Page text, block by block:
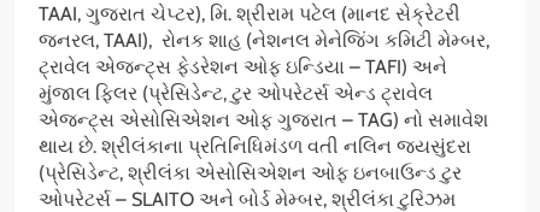
TAAI, ગુજરાત ચેપ્ટર), મિ. શ્રીરામ પટેલ (માનદ સેક્રેટરી
જનરલ, TAAI), રોનક શાહ (નેશનલ મેનેજિંગ કમિટી મેમ્બર,
ટ્રાવેલ એજન્ટ્સ ફેડરેશન ઓફ ઇન્ડિયા – TAFI) અને
મુંજાલ ફિલર (પ્રેસિડેન્ટ, ટુર ઓપરેટર્સ એન્ડ ટ્રાવેલ
એજન્ટ્સ એસોસિએશન ઓફ ગુજરાત – TAG) નો સમાવેશ
થાય છે. શ્રીલંકાના પ્રતિનિધિમંડળ વતી નલિન જયસુંદરા
(પ્રેસિડેન્ટ, શ્રીલંકા એસોસિએશન ઓફ ઇનબાઉન્ડ ટુર
ઓપરેટર્સ – SLAITO અને બોર્ડ મેમ્બર, શ્રીલંકા ટુરિઝમ